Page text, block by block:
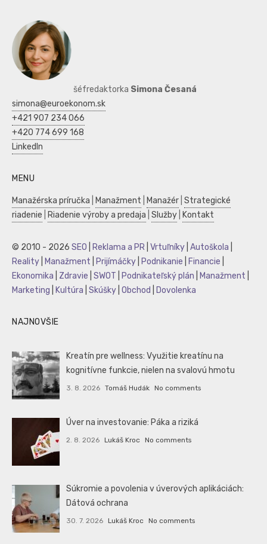
šéfredaktorka Simona Česaná
simona@euroekonom.sk
+421 907 234 066
+420 774 699 168
LinkedIn
MENU
Manažérska príručka Manažment Manažér Strategické
riadenie
Riadenie výroby a predaja Služby Kontakt
© 2010 - 2026 SEO Reklama a PR Vrtuľníky Autoškola
Reality
Manažment Prijímáčky Podnikanie Financie
Ekonomika
Zdravie SWOT Podnikateľský plán Manažment
Marketing
Kultúra Skúšky Obchod Dovolenka
NAJNOVŠIE
Kreatín pre wellness: Využitie kreatínu na
kognitívne funkcie, nielen na svalovú hmotu
3. 8. 2026 Tomáš Hudák No comments
Úver na investovanie: Páka a riziká
2. 8. 2026 Lukáš Kroc No comments
Súkromie a povolenia v úverových aplikáciách:
Dátová ochrana
30. 7. 2026 Lukáš Kroc No comments